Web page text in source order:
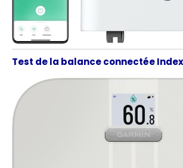
Test de la balance connectée Index